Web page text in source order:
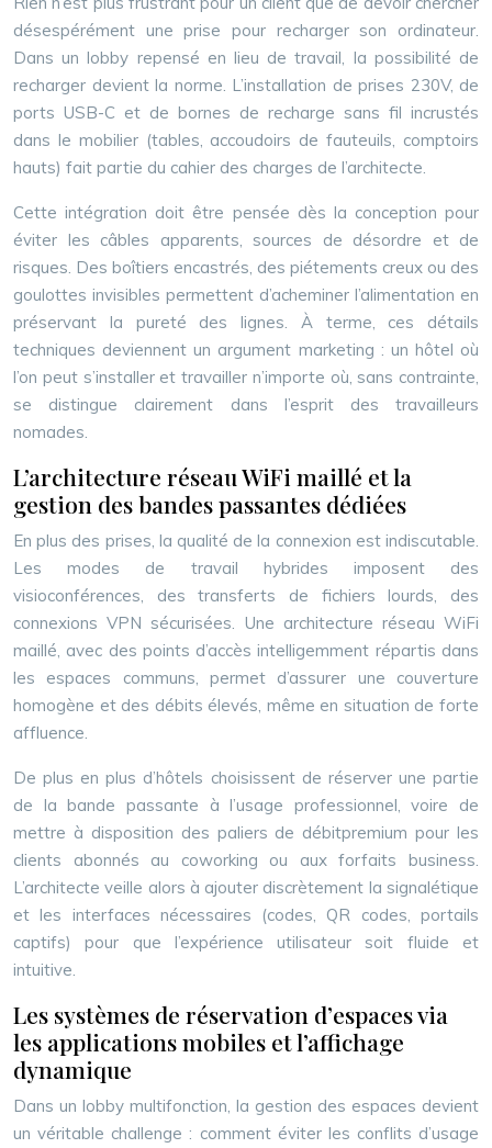
désespérément une prise pour recharger son ordinateur.
Dans un lobby repensé en lieu de travail, la possibilité de
recharger devient la norme. L’installation de prises 230V, de
ports USB-C et de bornes de recharge sans fil incrustés
dans le mobilier (tables, accoudoirs de fauteuils, comptoirs
hauts) fait partie du cahier des charges de l’architecte.
Cette intégration doit être pensée dès la conception pour
éviter les câbles apparents, sources de désordre et de
risques. Des boîtiers encastrés, des piétements creux ou des
goulottes invisibles permettent d’acheminer l’alimentation en
préservant la pureté des lignes. À terme, ces détails
techniques deviennent un argument marketing : un hôtel où
l’on peut s’installer et travailler n’importe où, sans contrainte,
se distingue clairement dans l’esprit des travailleurs
nomades.
L’architecture réseau WiFi maillé et la
gestion des bandes passantes dédiées
En plus des prises, la qualité de la connexion est indiscutable.
Les modes de travail hybrides imposent des
visioconférences, des transferts de fichiers lourds, des
connexions VPN sécurisées. Une architecture réseau WiFi
maillé, avec des points d’accès intelligemment répartis dans
les espaces communs, permet d’assurer une couverture
homogène et des débits élevés, même en situation de forte
affluence.
De plus en plus d’hôtels choisissent de réserver une partie
de la bande passante à l’usage professionnel, voire de
mettre à disposition des paliers de débitpremium pour les
clients abonnés au coworking ou aux forfaits business.
L’architecte veille alors à ajouter discrètement la signalétique
et les interfaces nécessaires (codes, QR codes, portails
captifs) pour que l’expérience utilisateur soit fluide et
intuitive.
Les systèmes de réservation d’espaces via
les applications mobiles et l’affichage
dynamique
Dans un lobby multifonction, la gestion des espaces devient
un véritable challenge : comment éviter les conflits d’usage